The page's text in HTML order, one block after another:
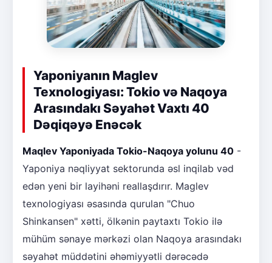
Yaponiyanın Maglev
Texnologiyası: Tokio və Naqoya
Arasındakı Səyahət Vaxtı 40
Dəqiqəyə Enəcək
Maqlev Yaponiyada Tokio-Naqoya yolunu 40 -
Yaponiya nəqliyyat sektorunda əsl inqilab vəd
edən yeni bir layihəni reallaşdırır. Maglev
texnologiyası əsasında qurulan "Chuo
Shinkansen" xətti, ölkənin paytaxtı Tokio ilə
mühüm sənaye mərkəzi olan Naqoya arasındakı
səyahət müddətini əhəmiyyətli dərəcədə